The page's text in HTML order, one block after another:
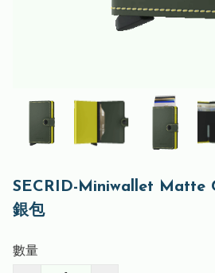
SECRID-Miniwallet Matte
銀包
數量